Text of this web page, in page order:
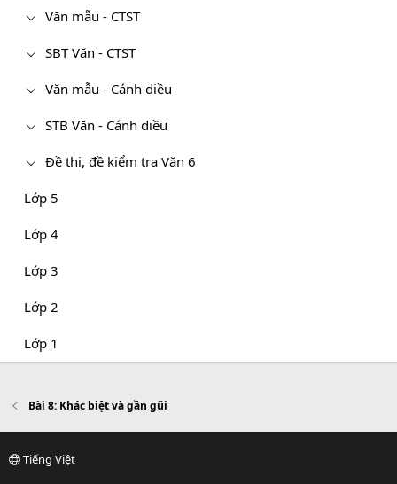
Văn mẫu - CTST
SBT Văn - CTST
Văn mẫu - Cánh diều
STB Văn - Cánh diều
Đề thi, đề kiểm tra Văn 6
Lớp 5
Lớp 4
Lớp 3
Lớp 2
Lớp 1
Bài 8: Khác biệt và gần gũi
Tiếng Việt